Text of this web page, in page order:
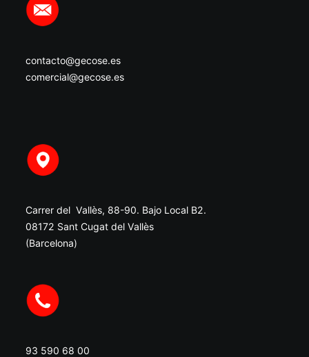
Carrer del Vallès, 88-90. Bajo Local B2.
08172 Sant Cugat del Vallès
(Barcelona)
93 590 68 00
contacto@gecose.es
comercial@gecose.es